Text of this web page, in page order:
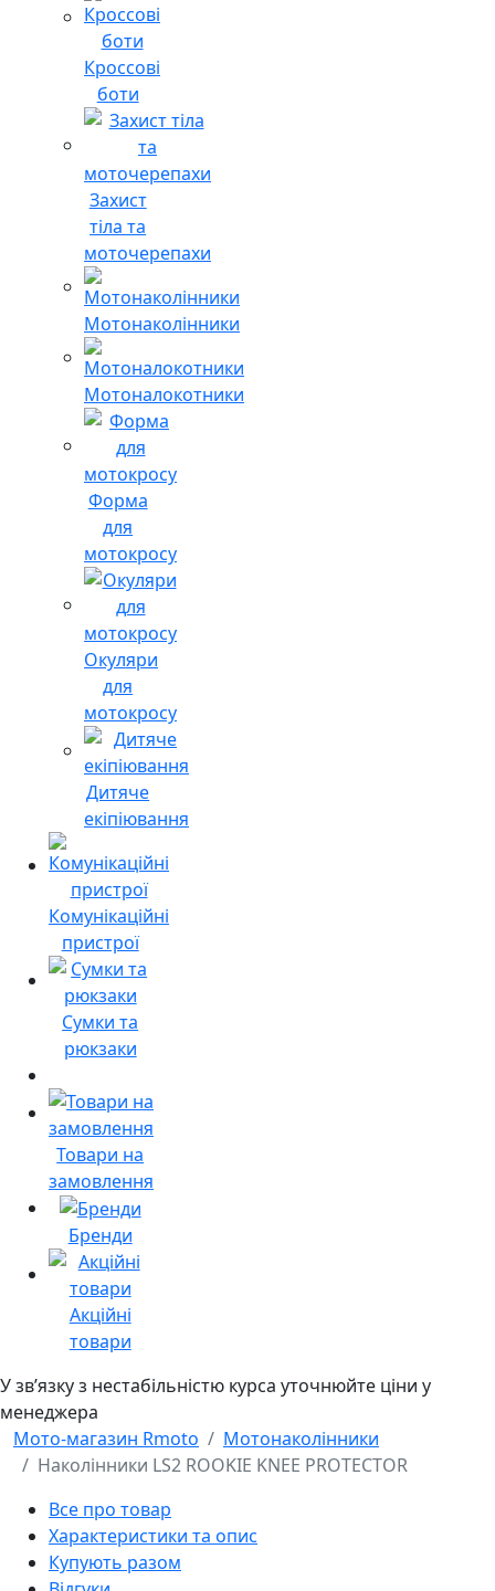
Кроссові
боти
Захист
тіла та
моточерепахи
Мотонаколінники
Мотоналокотники
Форма
для
мотокросу
Окуляри
для
мотокросу
Дитяче
екіпіювання
Комунікаційні
пристрої
Сумки та
рюкзаки
Товари на
замовлення
Бренди
Акційні
товари
У звʼязку з нестабільністю курса уточнюйте ціни у
менеджера
Мото-магазин Rmoto
Мотонаколінники
Наколінники LS2 ROOKIE KNEE PROTECTOR
Все про товар
Характеристики та опис
Купують разом